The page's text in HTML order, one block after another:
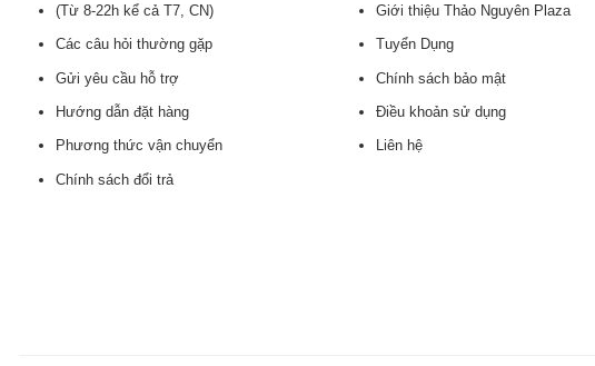
(Từ 8-22h kể cả T7, CN)
Các câu hỏi thường gặp
Gửi yêu cầu hỗ trợ
Hướng dẫn đặt hàng
Phương thức vận chuyển
Chính sách đổi trả
Giới thiệu Thảo Nguyên Plaza
Tuyển Dụng
Chính sách bảo mật
Điều khoản sử dụng
Liên hệ